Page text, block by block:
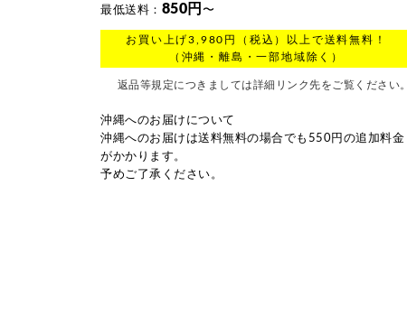
最低送料： 850円 〜
お買い上げ3,980円（税込）以上で送料無料！
（沖縄・離島・一部地域除く）
返品等規定につきましては詳細リンク先をご覧ください。
沖縄へのお届けについて
沖縄へのお届けは送料無料の場合でも550円の追加料金
がかかります。
予めご了承ください。